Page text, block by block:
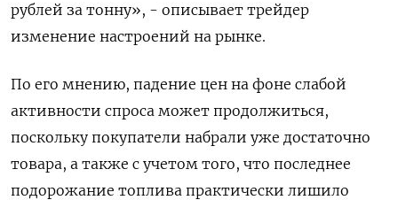
рублей за тонну», - описывает трейдер
изменение настроений на рынке.
По его мнению, падение цен на фоне слабой
активности спроса может продолжиться,
поскольку покупатели набрали уже достаточно
товара, а также с учетом того, что последнее
подорожание топлива практически лишило